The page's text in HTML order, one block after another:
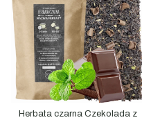
Herbata czarna Czekolada z